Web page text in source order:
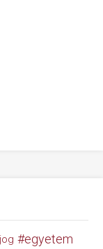
egyetem